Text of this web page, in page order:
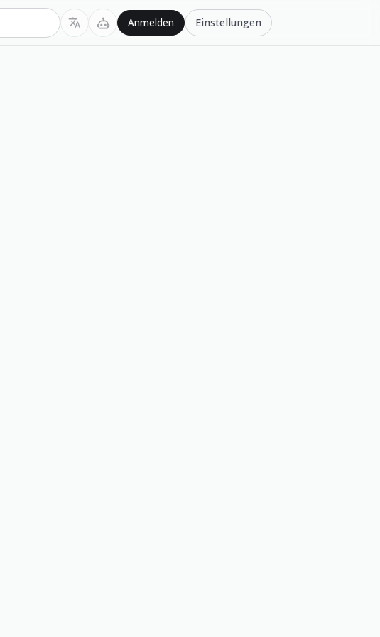
Anmelden Einstellungen